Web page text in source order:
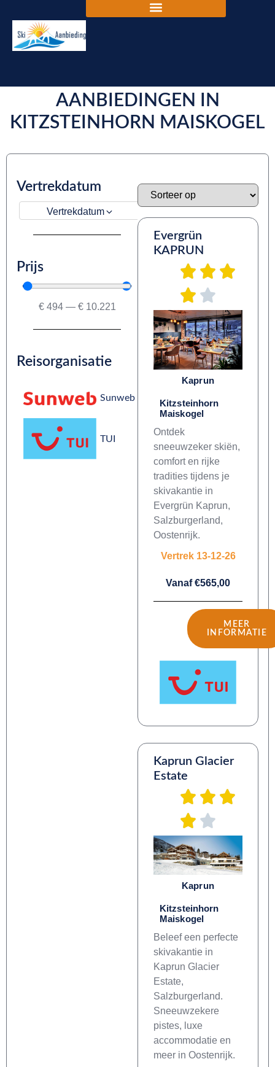
AANBIEDINGEN IN
KITZSTEINHORN MAISKOGEL
Vertrekdatum
Vertrekdatum
Prijs
€ 494 — € 10.221
Reisorganisatie
Sunweb
TUI
Evergrün
KAPRUN
Kaprun
Kitzsteinhorn
Maiskogel
Ontdek
sneeuwzeker skiën,
comfort en rijke
tradities tijdens je
skivakantie in
Evergrün Kaprun,
Salzburgerland,
Oostenrijk.
Vertrek 13-12-26
Vanaf €565,00
MEER
INFORMATIE
Kaprun Glacier
Estate
Kaprun
Kitzsteinhorn
Maiskogel
Beleef een perfecte
skivakantie in
Kaprun Glacier
Estate,
Salzburgerland.
Sneeuwzekere
pistes, luxe
accommodatie en
meer in Oostenrijk.